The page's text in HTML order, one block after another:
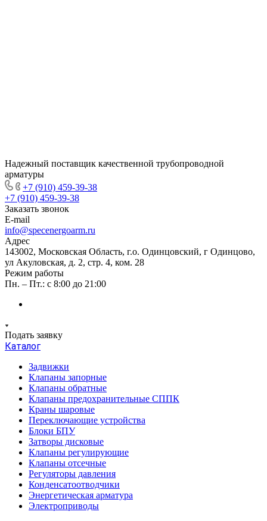
Надежный поставщик качественной трубопроводной
арматуры
+7 (910) 459-39-38
+7 (910) 459-39-38
Заказать звонок
E-mail
info@specenergoarm.ru
Адрес
143002, Московская Область, г.о. Одинцовский, г Одинцово,
ул Акуловская, д. 2, стр. 4, ком. 28
Режим работы
Пн. – Пт.: с 8:00 до 21:00
Подать заявку
Каталог
Задвижки
Клапаны запорные
Клапаны обратные
Клапаны предохранительные СППК
Краны шаровые
Переключающие устройства
Блоки БПУ
Затворы дисковые
Клапаны регулирующие
Клапаны отсечные
Регуляторы давления
Конденсатоотводчики
Энергетическая арматура
Электроприводы